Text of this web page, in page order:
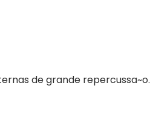
de grande repercussa~o.